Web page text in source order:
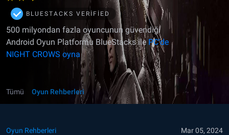
BLUESTACKS VERIFIED
500 milyondan fazla oyuncunun güvendiği
Android Oyun Platformu BlueStacks ile PC'de
NIGHT CROWS oyna
Tümü Oyun Rehberleri
Oyun Rehberleri Mar 05, 2024